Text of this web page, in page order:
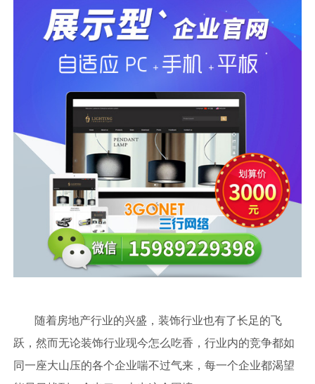
随着房地产行业的兴盛，装饰行业也有了长足的飞
跃，然而无论装饰行业现今怎么吃香，行业内的竞争都如
同一座大山压的各个企业喘不过气来，每一个企业都渴望